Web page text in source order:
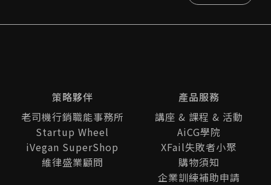
策略夥伴
老司機行銷職能事務所
Startup Wheel
iVegan SuperShop
維律盛業顧問
產品服務
講座 & 課程 & 活動
AiCG學院
XFail失敗者小聚
購物須知
企業訓練補助申請